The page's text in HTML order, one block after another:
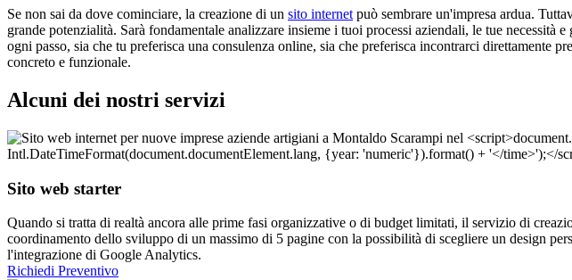
Se non sai da dove cominciare, la creazione di un sito internet può sembrare un'impresa ardua.
grande potenzialità. Sarà fondamentale analizzare insieme i tuoi processi aziendali, le tue
ogni passo, sia che tu preferisca una consulenza online, sia che preferisca incontrarci direttamente
concreto e funzionale.
Alcuni dei nostri servizi
Sito web starter
Quando si tratta di realtà ancora alle prime fasi organizzative o di budget limitati, il servizio di
coordinamento dello sviluppo di un massimo di 5 pagine con la possibilità di scegliere un design
l'integrazione di Google Analytics.
Richiedi Preventivo